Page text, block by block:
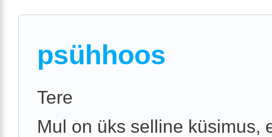
psühhoos
Tere
Mul on üks selline küsimus,